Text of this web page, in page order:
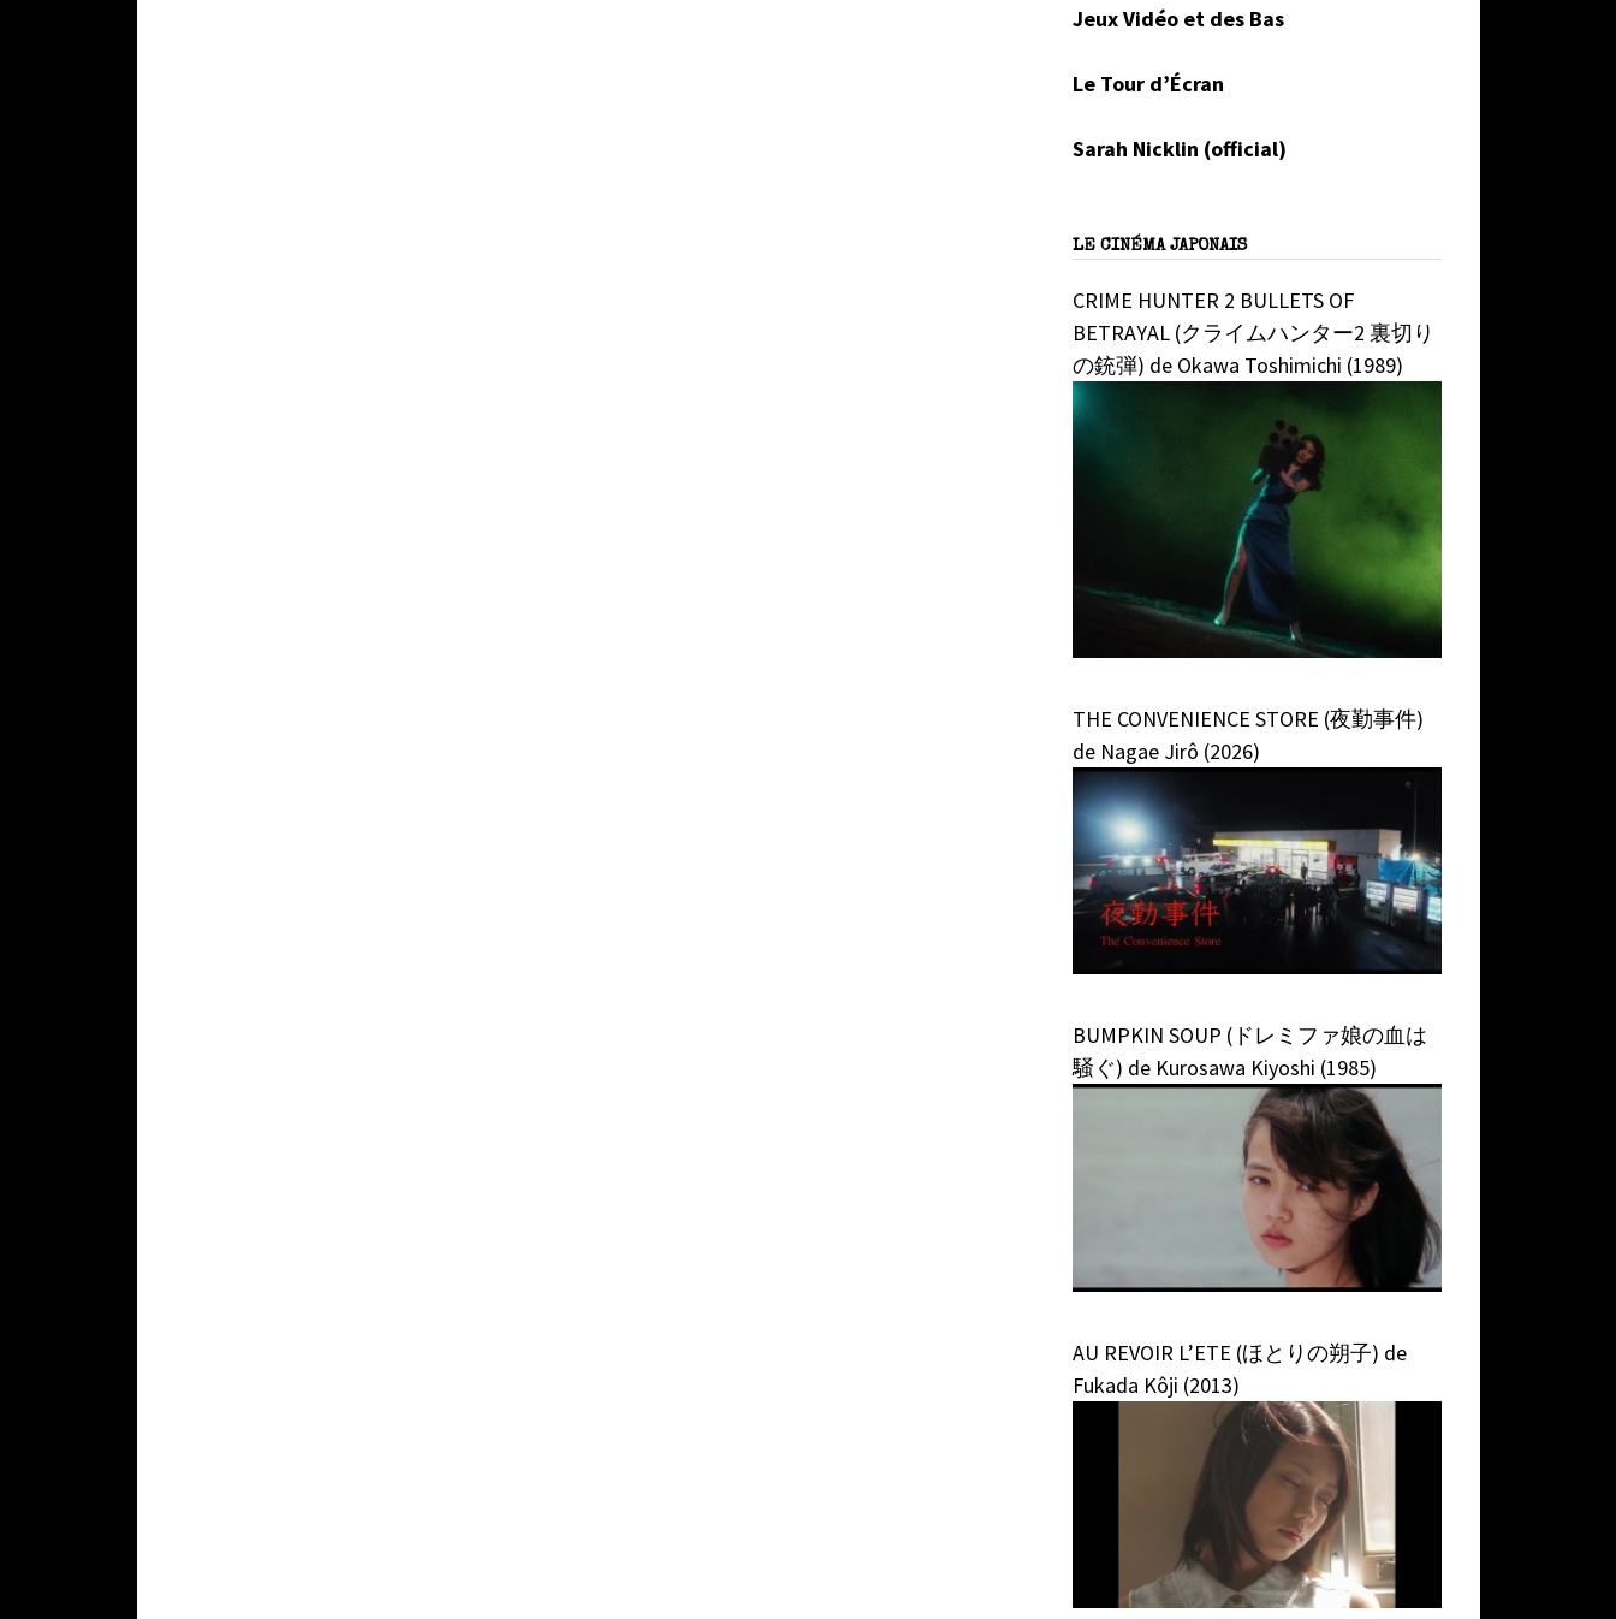
Jeux Vidéo et des Bas
Le Tour d’Écran
Sarah Nicklin (official)
LE CINÉMA JAPONAIS
CRIME HUNTER 2 BULLETS OF
BETRAYAL (クライムハンター2 裏切り
の銃弾) de Okawa Toshimichi (1989)
THE CONVENIENCE STORE (夜勤事件)
de Nagae Jirô (2026)
BUMPKIN SOUP (ドレミファ娘の血は
騒ぐ) de Kurosawa Kiyoshi (1985)
AU REVOIR L’ETE (ほとりの朔子) de
Fukada Kôji (2013)